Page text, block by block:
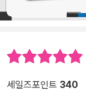
세일즈포인트 340